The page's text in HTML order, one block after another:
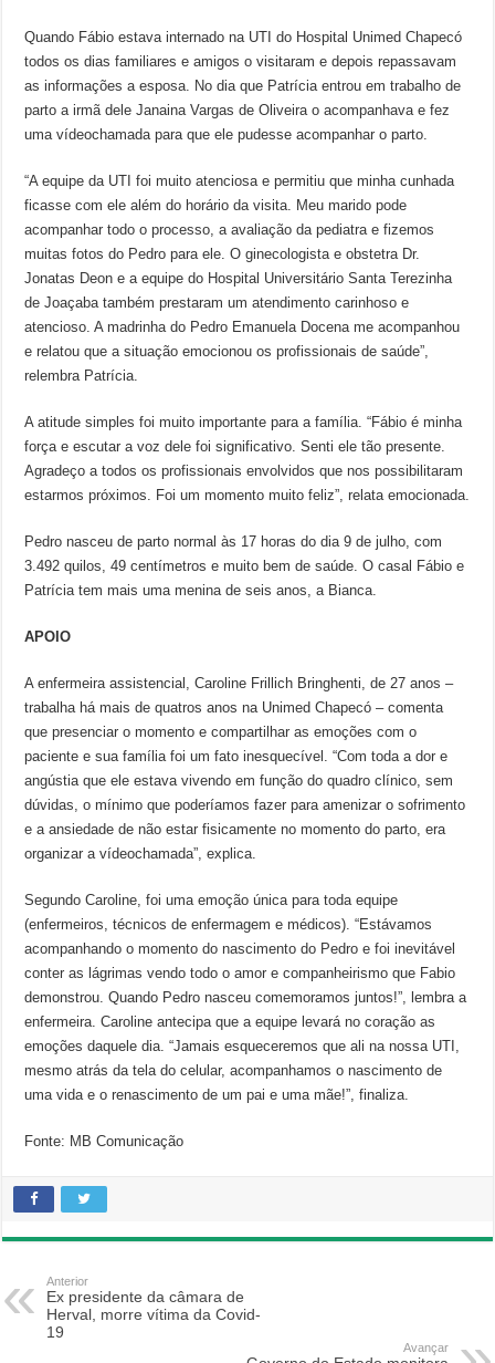
Quando Fábio estava internado na UTI do Hospital Unimed Chapecó
todos os dias familiares e amigos o visitaram e depois repassavam
as informações a esposa. No dia que Patrícia entrou em trabalho de
parto a irmã dele Janaina Vargas de Oliveira o acompanhava e fez
uma vídeochamada para que ele pudesse acompanhar o parto.
“A equipe da UTI foi muito atenciosa e permitiu que minha cunhada
ficasse com ele além do horário da visita. Meu marido pode
acompanhar todo o processo, a avaliação da pediatra e fizemos
muitas fotos do Pedro para ele. O ginecologista e obstetra Dr.
Jonatas Deon e a equipe do Hospital Universitário Santa Terezinha
de Joaçaba também prestaram um atendimento carinhoso e
atencioso. A madrinha do Pedro Emanuela Docena me acompanhou
e relatou que a situação emocionou os profissionais de saúde”,
relembra Patrícia.
A atitude simples foi muito importante para a família. “Fábio é minha
força e escutar a voz dele foi significativo. Senti ele tão presente.
Agradeço a todos os profissionais envolvidos que nos possibilitaram
estarmos próximos. Foi um momento muito feliz”, relata emocionada.
Pedro nasceu de parto normal às 17 horas do dia 9 de julho, com
3.492 quilos, 49 centímetros e muito bem de saúde. O casal Fábio e
Patrícia tem mais uma menina de seis anos, a Bianca.
APOIO
A enfermeira assistencial, Caroline Frillich Bringhenti, de 27 anos –
trabalha há mais de quatros anos na Unimed Chapecó – comenta
que presenciar o momento e compartilhar as emoções com o
paciente e sua família foi um fato inesquecível. “Com toda a dor e
angústia que ele estava vivendo em função do quadro clínico, sem
dúvidas, o mínimo que poderíamos fazer para amenizar o sofrimento
e a ansiedade de não estar fisicamente no momento do parto, era
organizar a vídeochamada”, explica.
Segundo Caroline, foi uma emoção única para toda equipe
(enfermeiros, técnicos de enfermagem e médicos). “Estávamos
acompanhando o momento do nascimento do Pedro e foi inevitável
conter as lágrimas vendo todo o amor e companheirismo que Fabio
demonstrou. Quando Pedro nasceu comemoramos juntos!”, lembra a
enfermeira. Caroline antecipa que a equipe levará no coração as
emoções daquele dia. “Jamais esqueceremos que ali na nossa UTI,
mesmo atrás da tela do celular, acompanhamos o nascimento de
uma vida e o renascimento de um pai e uma mãe!”, finaliza.
Fonte: MB Comunicação
Anterior
Ex presidente da câmara de
Herval, morre vítima da Covid-
19
Avançar